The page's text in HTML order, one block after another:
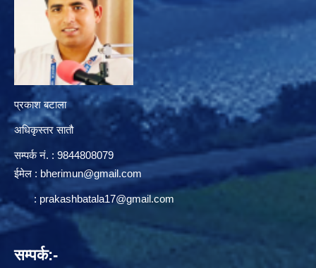
प्रकाश बटाला
अधिकृस्तर सातौ
सम्पर्क न‌ं. : 9844808079
ईमेल : bherimun@gmail.com
: prakashbatala17@gmail.com
सम्पर्क:-